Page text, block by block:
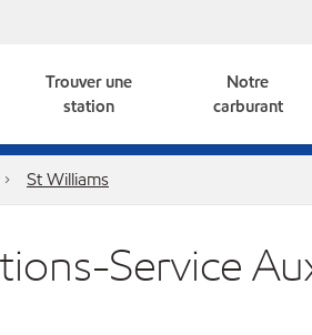
Trouver une
station
Notre
carburant
St Williams
Service